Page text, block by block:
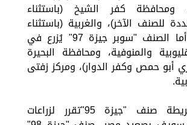
ومحافظة كفر الشيخ (باستثناء
للصنف الآخر)، والغربية (باستثناء
مركز زفتى)، أما الصنف "سوبر جيزة 97" يُزرع في
والمنوفية، ومحافظة البحيرة
أبو حمص وكفر الدوار)، ومركز زفتى
وخصصت الخريطة صنف "جيزة 95"تقرر لزراعات